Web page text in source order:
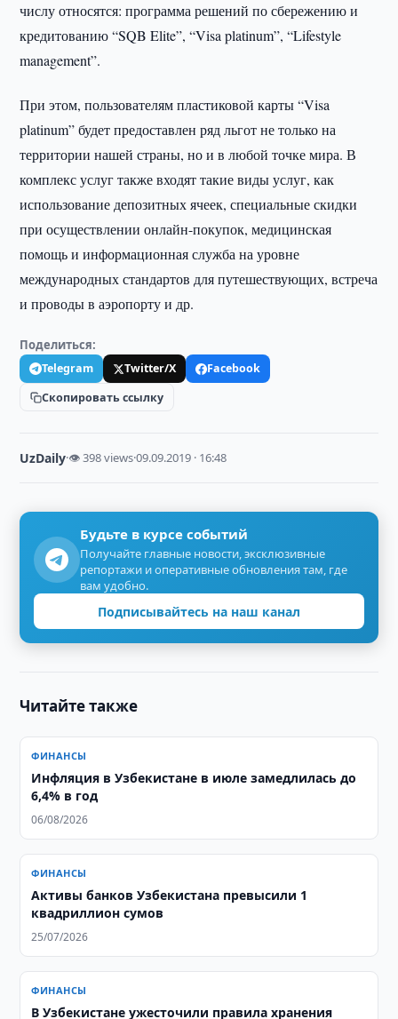
числу относятся: программа решений по сбережению и
кредитованию “SQB Elite”, “Visa platinum”, “Lifestyle
management”.
При этом, пользователям пластиковой карты “Visa
platinum” будет предоставлен ряд льгот не только на
территории нашей страны, но и в любой точке мира. В
комплекс услуг также входят такие виды услуг, как
использование депозитных ячеек, специальные скидки
при осуществлении онлайн-покупок, медицинская
помощь и информационная служба на уровне
международных стандартов для путешествующих, встреча
и проводы в аэропорту и др.
Поделиться:
Telegram Twitter/X
Facebook
Скопировать ссылку
UzDaily·👁 398 views·09.09.2019 · 16:48
Будьте в курсе событий
Получайте главные новости, эксклюзивные
репортажи и оперативные обновления там, где
вам удобно.
Подписывайтесь на наш канал
Читайте также
ФИНАНСЫ
Инфляция в Узбекистане в июле замедлилась до
6,4% в год
06/08/2026
ФИНАНСЫ
Активы банков Узбекистана превысили 1
квадриллион сумов
25/07/2026
ФИНАНСЫ
В Узбекистане ужесточили правила хранения